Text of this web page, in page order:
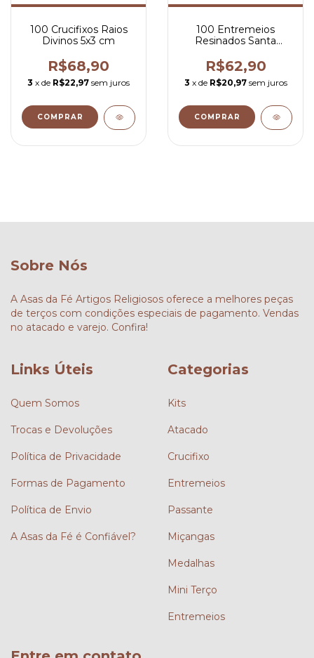
100 Crucifixos Raios
Divinos 5x3 cm
R$68,90
3 x de R$22,97 sem juros
COMPRAR
100 Entremeios
Resinados Santa
2x1,5 cm
R$62,90
3 x de R$20,97 sem juros
COMPRAR
Sobre Nós
A Asas da Fé Artigos Religiosos oferece a melhores peças
de terços com condições especiais de pagamento. Vendas
no atacado e varejo. Confira!
Links Úteis
Quem Somos
Trocas e Devoluções
Política de Privacidade
Formas de Pagamento
Política de Envio
A Asas da Fé é Confiável?
Categorias
Kits
Atacado
Crucifixo
Entremeios
Passante
Miçangas
Medalhas
Mini Terço
Entremeios